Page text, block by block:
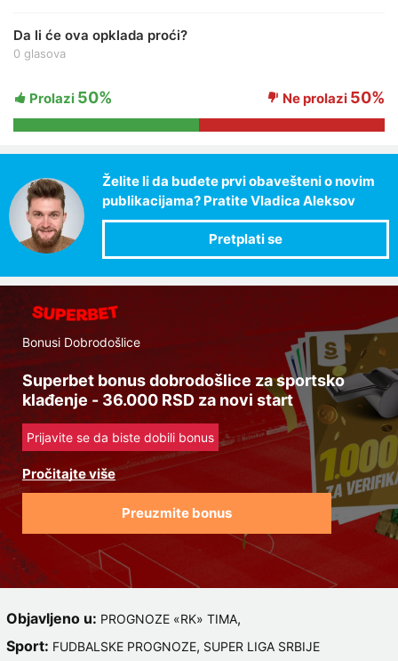
Da li će ova opklada proći?
0 glasova
Prolazi 50% Ne prolazi 50%
Želite li da budete prvi obavešteni o novim
publikacijama? Pratite Vladica Aleksov
Bonusi Dobrodošlice
Superbet bonus dobrodošlice za sportsko
klađenje - 36.000 RSD za novi start
Prijavite se da biste dobili bonus
Preuzmite bonus
Objavljeno u: PROGNOZE «RK» TIMA,
Sport: FUDBALSKE PROGNOZE, SUPER LIGA SRBIJE